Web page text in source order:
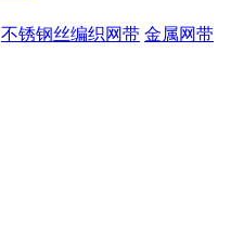
不锈钢丝编织网带 金属网带